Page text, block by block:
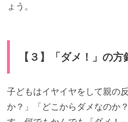
ょう。
【３】「ダメ！」の
子どもはイヤイヤをして親の
か？」「どこからダメなのか